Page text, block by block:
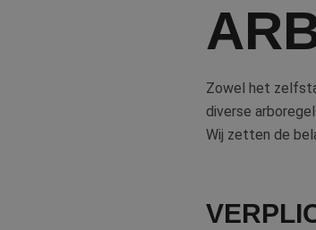
Zowel het
diverse
Wij zetten de